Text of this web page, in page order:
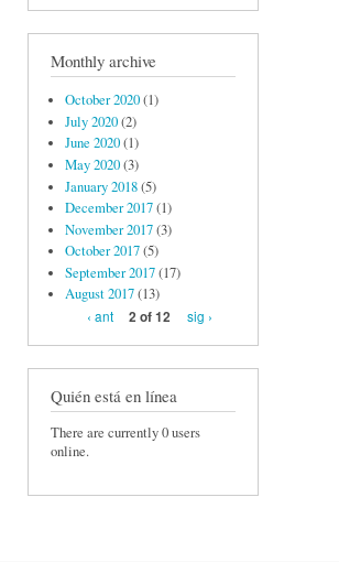
Monthly archive
October 2020(1)
July 2020(2)
June 2020(1)
May 2020(3)
January 2018(5)
December 2017(1)
November 2017(3)
October 2017(5)
September 2017(17)
August 2017(13)
‹ ant
2 of 12 sig ›
Quién está en línea
There are currently 0 users
online.